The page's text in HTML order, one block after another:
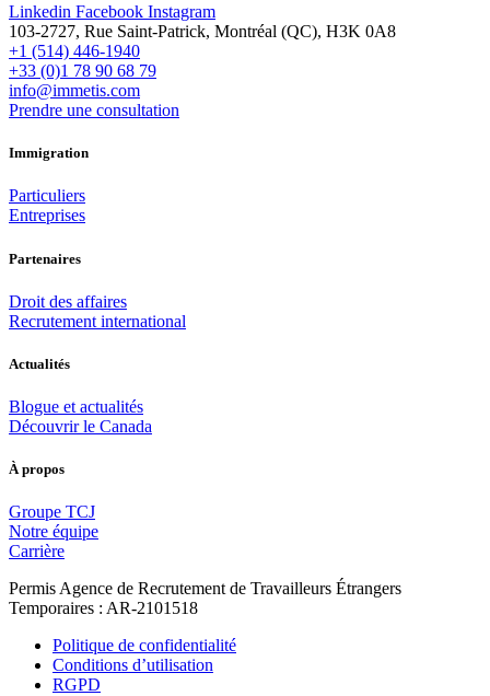
Linkedin Facebook Instagram
103-2727, Rue Saint-Patrick, Montréal (QC), H3K 0A8
+1 (514) 446-1940
+33 (0)1 78 90 68 79
info@immetis.com
Prendre une consultation
Immigration
Particuliers
Entreprises
Partenaires
Droit des affaires
Recrutement international
Actualités
Blogue et actualités
Découvrir le Canada
À propos
Groupe TCJ
Notre équipe
Carrière
Permis Agence de Recrutement de Travailleurs Étrangers
Temporaires : AR-2101518
Politique de confidentialité
Conditions d’utilisation
RGPD